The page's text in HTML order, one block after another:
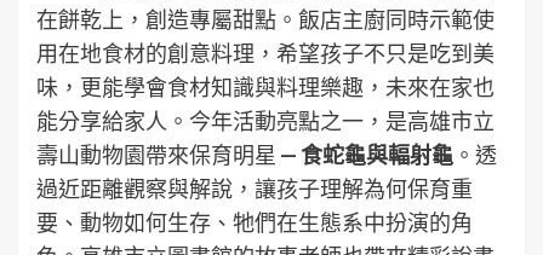
在餅乾上，創造專屬甜點。飯店主廚同時示範使
用在地食材的創意料理，希望孩子不只是吃到美
味，更能學會食材知識與料理樂趣，未來在家也
能分享給家人。今年活動亮點之一，是高雄市立
壽山動物園帶來保育明星 —食蛇龜與輻射龜 。透
過近距離觀察與解說，讓孩子理解為何保育重
要、動物如何生存、牠們在生態系中扮演的角